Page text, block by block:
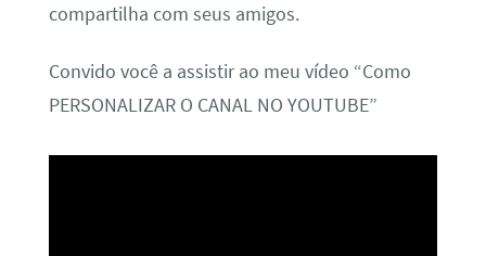
compartilha com seus amigos.
Convido você a assistir ao meu vídeo “Como
PERSONALIZAR O CANAL NO YOUTUBE”